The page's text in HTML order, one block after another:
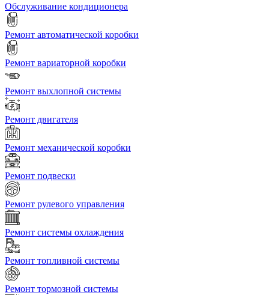
Обслуживание кондиционера
Ремонт автоматической коробки
Ремонт вариаторной коробки
Ремонт выхлопной системы
Ремонт двигателя
Ремонт механической коробки
Ремонт подвески
Ремонт рулевого управления
Ремонт системы охлаждения
Ремонт топливной системы
Ремонт тормозной системы